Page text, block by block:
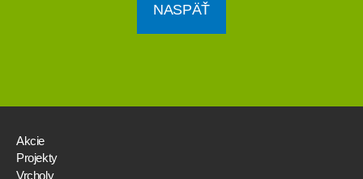
NASPÄŤ
Akcie
Projekty
Vrcholy